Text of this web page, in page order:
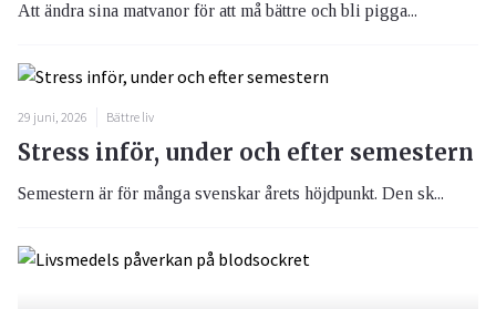
Att ändra sina matvanor för att må bättre och bli pigga...
29 juni, 2026 Bättre liv
Stress inför, under och efter semestern
Semestern är för många svenskar årets höjdpunkt. Den sk...